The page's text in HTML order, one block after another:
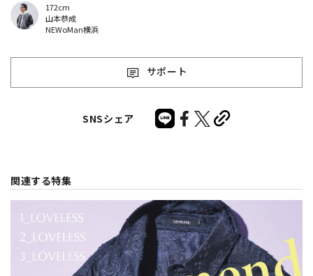
NEWoMan横浜
山本恭成
172cm
サポート
SNSシェア
関連する特集